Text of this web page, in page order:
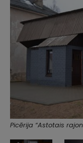
Picērija “Astotais